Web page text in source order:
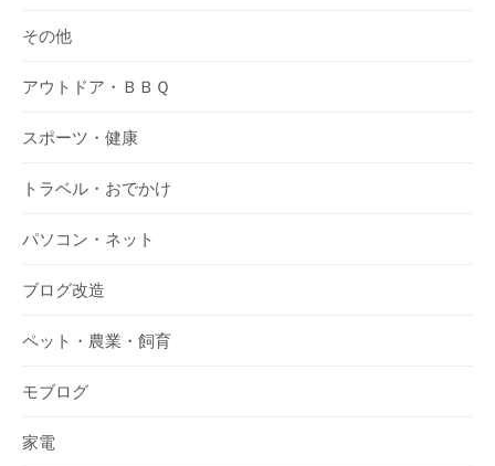
その他
アウトドア・ＢＢＱ
スポーツ・健康
トラベル・おでかけ
パソコン・ネット
ブログ改造
ペット・農業・飼育
モブログ
家電